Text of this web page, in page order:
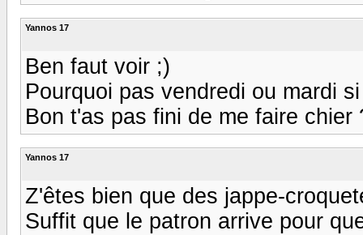
Yannos 17
Ben faut voir ;)
Pourquoi pas vendredi ou mardi
Bon t'as pas fini de me faire
Yannos 17
Z'êtes bien que des jappe-
Suffit que le patron arrive pour